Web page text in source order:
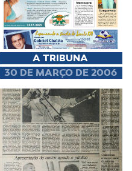
A TRIBUNA
30 DE MARÇO DE 2006